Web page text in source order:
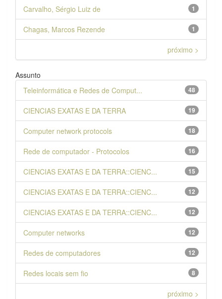
1
Carvalho, Sérgio Luiz de
1
Chagas, Marcos Rezende
próximo >
Assunto
48
Teleinformática e Redes de Comput...
19
CIENCIAS EXATAS E DA TERRA
18
Computer network protocols
16
Rede de computador - Protocolos
15
CIENCIAS EXATAS E DA TERRA::CIENC...
12
CIENCIAS EXATAS E DA TERRA::CIENC...
12
CIENCIAS EXATAS E DA TERRA::CIENC...
12
Computer networks
12
Redes de computadores
8
Redes locais sem fio
próximo >